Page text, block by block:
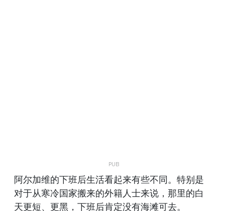
阿尔加维的下班后生活看起来有些不同。特别是
对于从寒冷国家搬来的外籍人士来说，那里的白
天更短、更黑，下班后肯定没有海滩可去。